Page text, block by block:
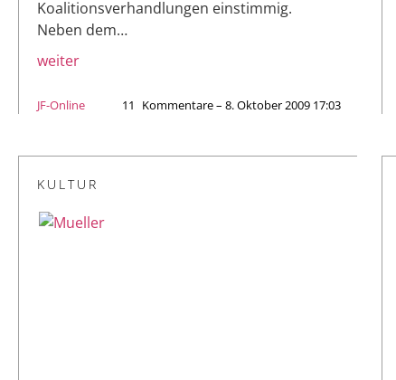
Koalitionsverhandlungen einstimmig.
Neben dem…
weiter
JF-Online 11 Kommentare – 8. Oktober 2009 17:03
KULTUR